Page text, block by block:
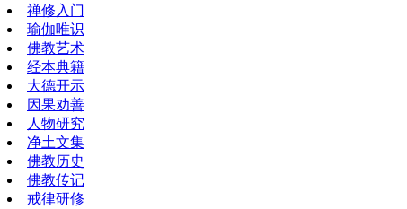
禅修入门
瑜伽唯识
佛教艺术
经本典籍
大德开示
因果劝善
人物研究
净土文集
佛教历史
佛教传记
戒律研修